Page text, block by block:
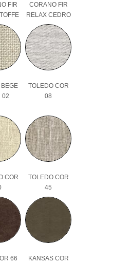
FIR
CORANO FIR
RELAX CEDRO
02
TOLEDO COR
08
COR
TOLEDO COR
45
66
KANSAS COR